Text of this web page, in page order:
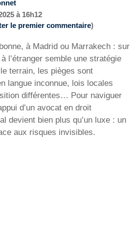
à 16h12
le premier commentaire)
à Madrid ou Marrakech : sur
l’étranger semble une stratégie
terrain, les pièges sont
langue inconnue, lois locales
différentes… Pour naviguer
d’un avocat en droit
devient bien plus qu’un luxe : un
aux risques invisibles.